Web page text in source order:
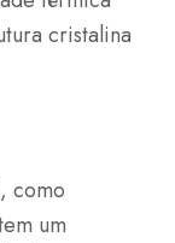
cristalina
como
um